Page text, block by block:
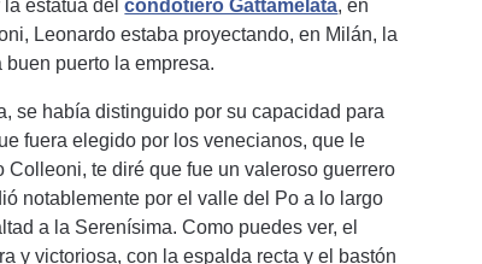
la estatua delcondotiero Gattamelata, en
Leonardo estaba proyectando, en Milán, la
puerto la empresa.
se había distinguido por su capacidad para
fuera elegido por los venecianos, que le
te diré que fue un valeroso guerrero
notablemente por el valle del Po a lo largo
a la Serenísima. Como puedes ver, el
y victoriosa, con la espalda recta y el bastón